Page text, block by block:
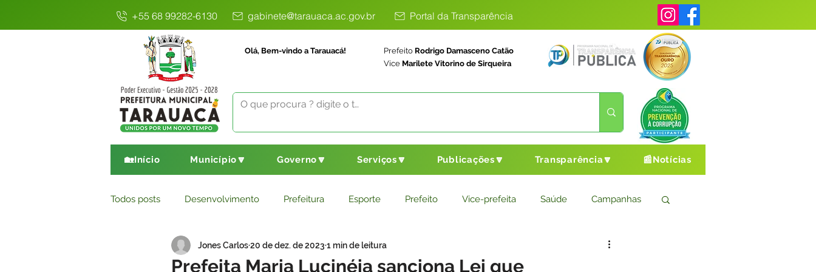
+55 68 99282-6130 gabinete@tarauaca.ac.gov.br Portal da Transparência
Olá, Bem-vindo a Tarauacá! Prefeito Rodrigo Damasceno Catão
Vice Marilete Vitorino de Sirqueira
🏡Início Município🔽 Governo🔽 Serviços🔽 Publicações🔽 Transparência🔽 📰Notícias
Todos posts Desenvolvimento Prefeitura Esporte Prefeito Vice-prefeita Saúde Campanhas
Comunicado Educação Saneamento Básico Cultura e Esporte
Prefeita Maria Lucinéia sanciona Lei que
Jones Carlos20 de dez. de 2023 1 min de leitura